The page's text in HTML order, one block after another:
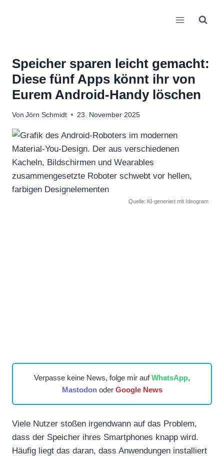
Speicher sparen leicht gemacht:
Diese fünf Apps könnt ihr von
Eurem Android-Handy löschen
Von Jörn Schmidt 23. November 2025
Quelle: KI-generiert mit Ideogram
Verpasse keine News, folge mir aufWhatsApp,
Mastodonoder Google News
Viele Nutzer stoßen irgendwann auf das Problem,
dass der Speicher ihres Smartphones knapp wird.
Häufig liegt das daran, dass Anwendungen installiert